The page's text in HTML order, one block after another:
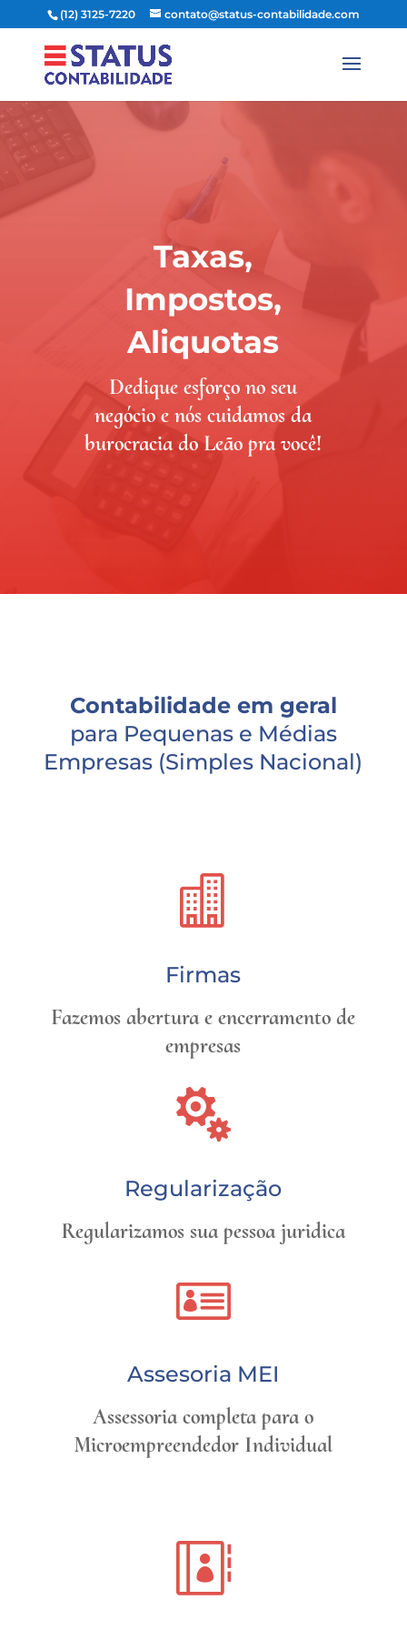
(12) 3125-7220 contato@status-contabilidade.com
Taxas,
Impostos,
Aliquotas
Dedique esforço no seu
negócio e nós cuidamos da
burocracia do Leão pra você!
Contabilidade em geral
para Pequenas e Médias
Empresas (Simples Nacional)

Firmas
Fazemos abertura e encerramento de
empresas

Regularização
Regularizamos sua pessoa juridica

Assesoria MEI
Assessoria completa para o
Microempreendedor Individual
